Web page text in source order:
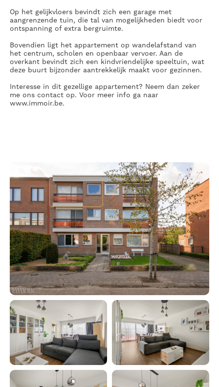
Op het gelijkvloers bevindt zich een garage met
aangrenzende tuin, die tal van mogelijkheden biedt voor
ontspanning of extra bergruimte.
Bovendien ligt het appartement op wandelafstand van
het centrum, scholen en openbaar vervoer. Aan de
overkant bevindt zich een kindvriendelijke speeltuin, wat
deze buurt bijzonder aantrekkelijk maakt voor gezinnen.
Interesse in dit gezellige appartement? Neem dan zeker
me ons contact op. Voor meer info ga naar
www.immoir.be.